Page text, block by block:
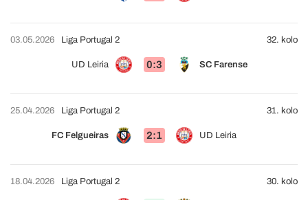
03.05.2026
UD Leiria 0:3 SC Farense
Liga Portugal 2 32. kolo
25.04.2026
FC Felgueiras 2:1 UD Leiria
Liga Portugal 2 31. kolo
18.04.2026 Liga Portugal 2 30. kolo